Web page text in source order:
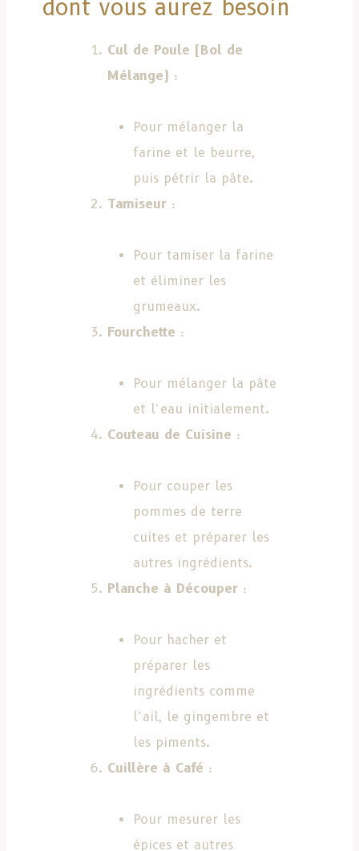
dont vous aurez besoin
Cul de Poule (Bol de
Mélange) :
Pour mélanger la
farine et le beurre,
puis pétrir la pâte.
Tamiseur :
Pour tamiser la farine
et éliminer les
grumeaux.
Fourchette :
Pour mélanger la pâte
et l’eau initialement.
Couteau de Cuisine :
Pour couper les
pommes de terre
cuites et préparer les
autres ingrédients.
Planche à Découper :
Pour hacher et
préparer les
ingrédients comme
l’ail, le gingembre et
les piments.
Cuillère à Café :
Pour mesurer les
épices et autres